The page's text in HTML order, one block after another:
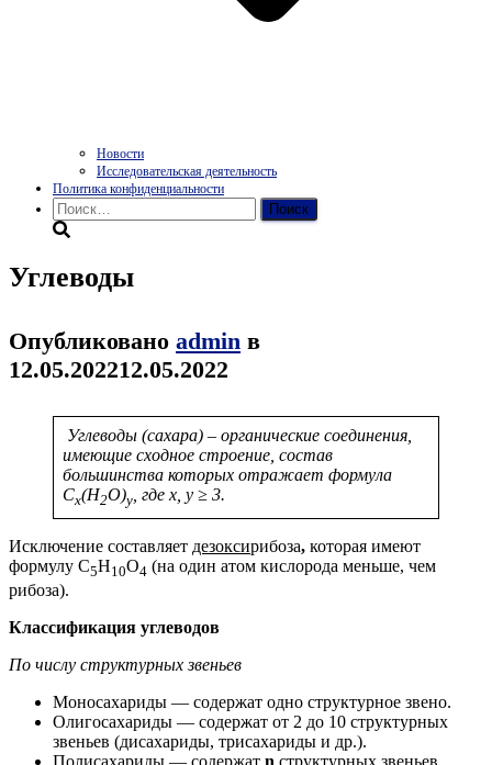
Новости
Исследовательская деятельность
Политика конфиденциальности
Найти:
Углеводы
Опубликовано admin в
12.05.202212.05.2022
Углеводы (сахара) – органические соединения,
имеющие сходное строение, состав
большинства которых отражает формула
Cx(H2O)y , где x, y ≥ 3.
Исключение составляет дезоксирибоза, которая имеют
формулу С5Н10O4 (на один атом кислорода меньше, чем
рибоза).
Классификация углеводов
По числу структурных звеньев
Моносахариды — содержат одно структурное звено.
Олигосахариды — содержат от 2 до 10 структурных
звеньев (дисахариды, трисахариды и др.).
Полисахариды — содержат n структурных звеньев.